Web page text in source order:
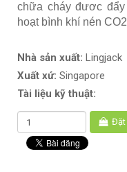
chữa cháy đươc
hoạt bình khí nén
Nhà sản xuất: Lingjack
Xuất xứ: Singapore
Tài liệu kỹ thuật:
Đặt